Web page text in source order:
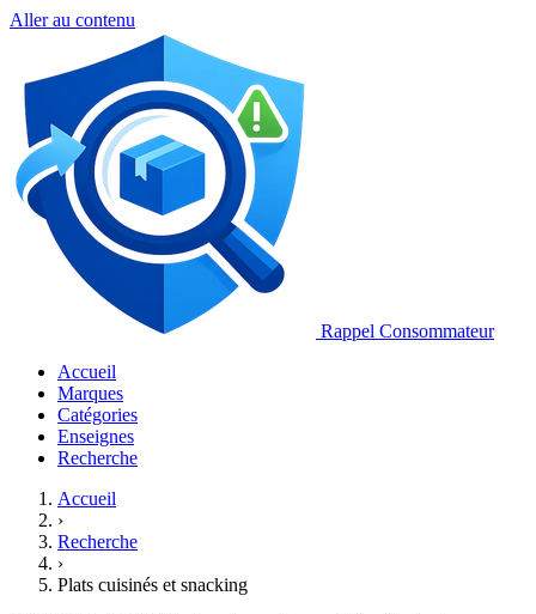
Aller au contenu
Rappel Consommateur
Accueil
Marques
Catégories
Enseignes
Recherche
Accueil
›
Recherche
›
Plats cuisinés et snacking